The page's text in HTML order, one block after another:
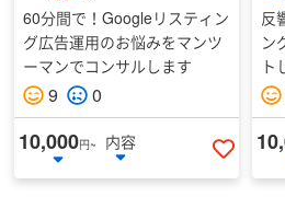
60分間で！Googleリスティン
グ広告運用のお悩みをマンツ
ーマンでコンサルします
9 0
10,000円~
内容
いいね
反
ン
ト